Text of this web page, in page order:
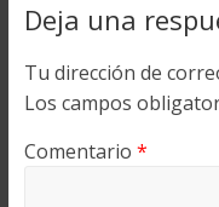
Deja una
Tu dirección de
Los campos
Comentario *